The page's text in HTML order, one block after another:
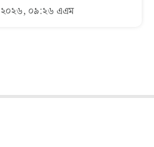
০৯:২৬ এএম